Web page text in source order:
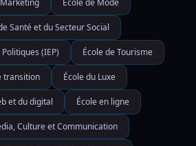
École de Mode
Santé et du Secteur Social
(IEP) École de Tourisme
transition École du Luxe
et du digital École en ligne
Culture et Communication